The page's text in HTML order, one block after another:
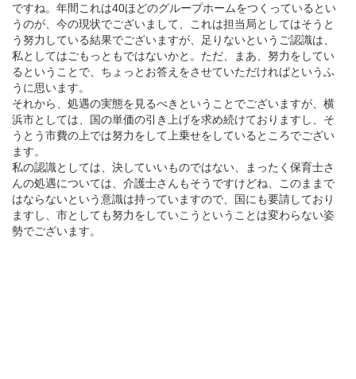
ですね。年間これは40ほどのグループホームをつくっているとい
うのが、今の現状でございまして、これは担当局としてはそうと
う努力している結果でございますが、足りないというご認識は、
私としてはごもっともではないかと。ただ、まあ、努力をしてい
るということで、ちょっとお答えをさせていただければというふ
うに思います。
それから、処遇の実態を見るべきということでございますが、横
浜市としては、国の単価の引き上げを求め続けておりますし、そ
うとう市費の上では努力をして上乗せをしているところでござい
ます。
私の認識としては、決していいものではない、まったく保育士さ
んの処遇については、介護士さんもそうですけどね、このままで
はならないという意識は持っていますので、国にも要請しており
ますし、市としても努力をしていこうということは変わらない姿
勢でございます。